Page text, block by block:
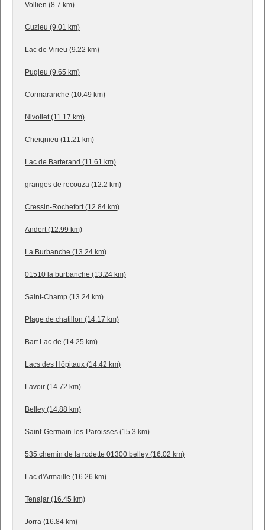
Vollien (8.7 km)
Cuzieu (9.01 km)
Lac de Virieu (9.22 km)
Pugieu (9.65 km)
Cormaranche (10.49 km)
Nivollet (11.17 km)
Cheignieu (11.21 km)
Lac de Barterand (11.61 km)
granges de recouza (12.2 km)
Cressin-Rochefort (12.84 km)
Andert (12.99 km)
La Burbanche (13.24 km)
01510 la burbanche (13.24 km)
Saint-Champ (13.24 km)
Plage de chatillon (14.17 km)
Bart Lac de (14.25 km)
Lacs des Hôpitaux (14.42 km)
Lavoir (14.72 km)
Belley (14.88 km)
Saint-Germain-les-Paroisses (15.3 km)
535 chemin de la rodette 01300 belley (16.02 km)
Lac d'Armaille (16.26 km)
Tenajar (16.45 km)
Jorra (16.84 km)